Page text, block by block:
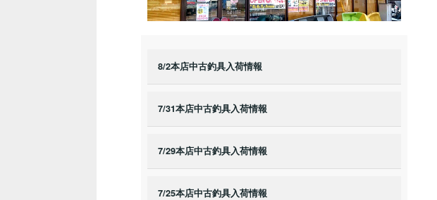
8/2本店中古釣具入荷情報
7/31本店中古釣具入荷情報
7/29本店中古釣具入荷情報
7/25本店中古釣具入荷情報